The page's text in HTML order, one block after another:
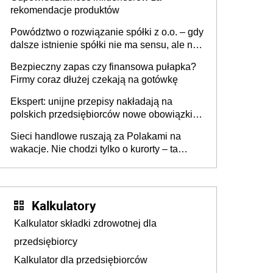
rekomendacje produktów
Powództwo o rozwiązanie spółki z o.o. – gdy
dalsze istnienie spółki nie ma sensu, ale nie
Bezpieczny zapas czy finansowa pułapka?
Firmy coraz dłużej czekają na gotówkę
Ekspert: unijne przepisy nakładają na
polskich przedsiębiorców nowe obowiązki w
Sieci handlowe ruszają za Polakami na
wakacje. Nie chodzi tylko o kurorty – ta
Kalkulatory
Kalkulator składki zdrowotnej dla
przedsiębiorcy
Kalkulator dla przedsiębiorców